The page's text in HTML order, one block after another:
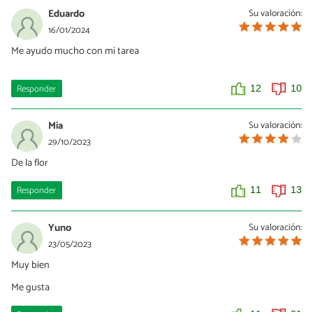
Su valoración:
Eduardo
16/01/2024
Me ayudo mucho con mi tarea
Responder 12 10
Su valoración:
Mia
29/10/2023
De la flor
Responder 11 13
Su valoración:
Yuno
23/05/2023
Muy bien
Me gusta